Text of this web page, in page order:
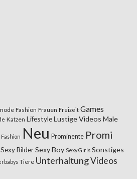
Fashion Frauen Freizeit Games
Katzen LifestyleLustige Videos Male
Neu Prominente Promi
Sexy BilderSexy Boy Sexy Girls Sonstiges
Tiere UnterhaltungVideos